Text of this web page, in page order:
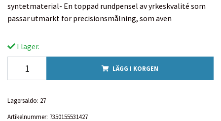
syntetmaterial- En toppad rundpensel av yrkeskvalité som
passar utmärkt för precisionsmålning, som även
I lager.
LÄGG I KORGEN
Lagersaldo: 27
Artikelnummer: 7350155531427